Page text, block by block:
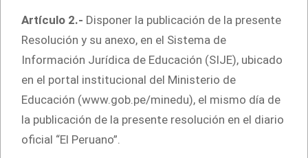
Artículo 2.- Disponer la publicación de la presente
Resolución y su anexo, en el Sistema de
Información Jurídica de Educación (SIJE), ubicado
en el portal institucional del Ministerio de
Educación (www.gob.pe/minedu), el mismo día de
la publicación de la presente resolución en el diario
oficial “El Peruano”.